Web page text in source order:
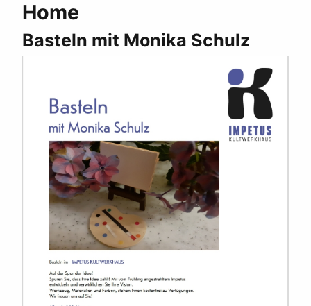
Home
Basteln mit Monika Schulz